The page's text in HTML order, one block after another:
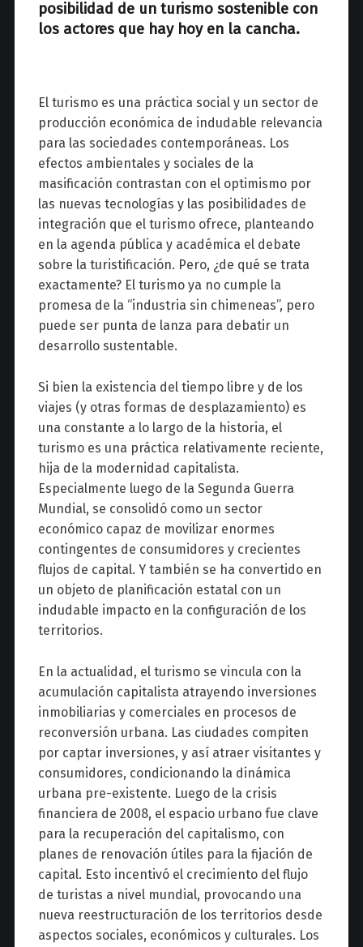
posibilidad de un turismo sostenible con
los actores que hay hoy en la cancha.
El turismo es una práctica social y un sector de
producción económica de indudable relevancia
para las sociedades contemporáneas. Los
efectos ambientales y sociales de la
masificación contrastan con el optimismo por
las nuevas tecnologías y las posibilidades de
integración que el turismo ofrece, planteando
en la agenda pública y académica el debate
sobre la turistificación. Pero, ¿de qué se trata
exactamente? El turismo ya no cumple la
promesa de la “industria sin chimeneas”, pero
puede ser punta de lanza para debatir un
desarrollo sustentable.
Si bien la existencia del tiempo libre y de los
viajes (y otras formas de desplazamiento) es
una constante a lo largo de la historia, el
turismo es una práctica relativamente reciente,
hija de la modernidad capitalista.
Especialmente luego de la Segunda Guerra
Mundial, se consolidó como un sector
económico capaz de movilizar enormes
contingentes de consumidores y crecientes
flujos de capital. Y también se ha convertido en
un objeto de planificación estatal con un
indudable impacto en la configuración de los
territorios.
En la actualidad, el turismo se vincula con la
acumulación capitalista atrayendo inversiones
inmobiliarias y comerciales en procesos de
reconversión urbana. Las ciudades compiten
por captar inversiones, y así atraer visitantes y
consumidores, condicionando la dinámica
urbana pre-existente. Luego de la crisis
financiera de 2008, el espacio urbano fue clave
para la recuperación del capitalismo, con
planes de renovación útiles para la fijación de
capital. Esto incentivó el crecimiento del flujo
de turistas a nivel mundial, provocando una
nueva reestructuración de los territorios desde
aspectos sociales, económicos y culturales. Los